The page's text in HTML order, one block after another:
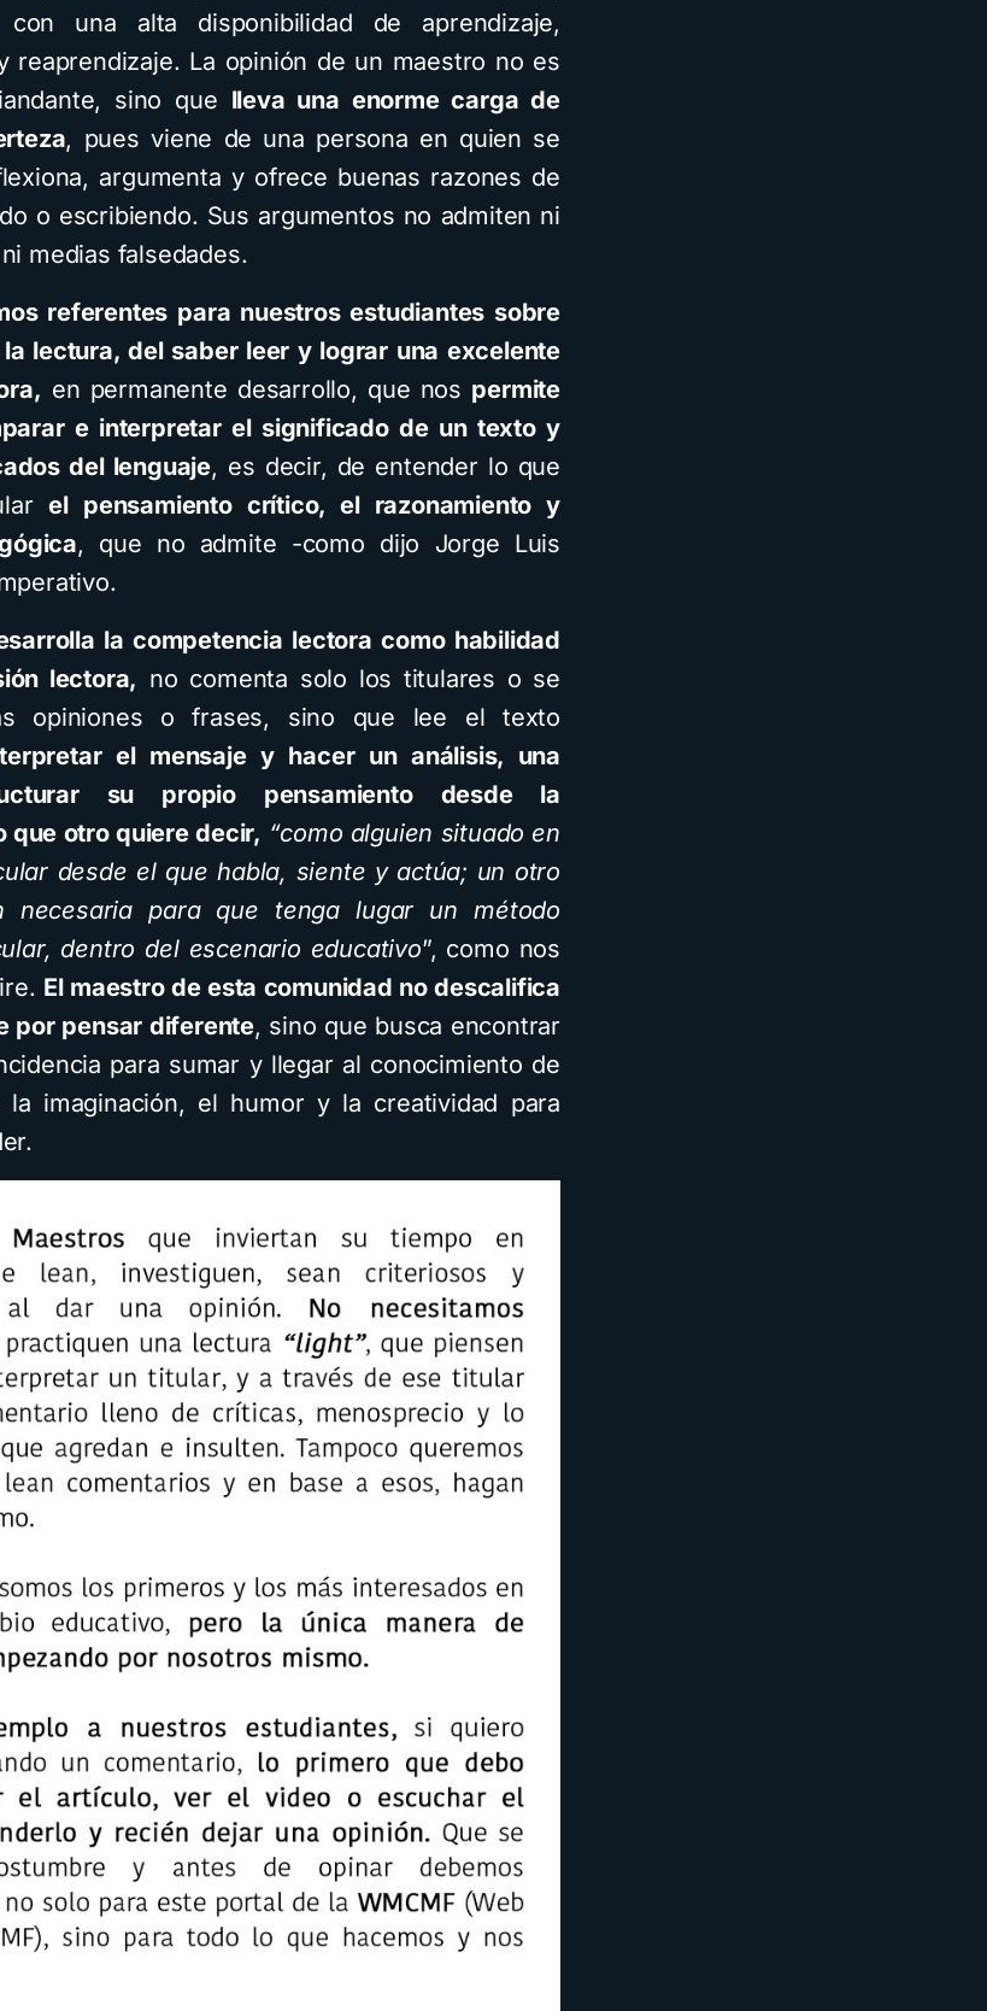
una alta disponibilidad de aprendizaje,
reaprendizaje. La opinión de un maestro no es
sino que lleva una enorme carga de
, pues viene de una persona en quien se
argumenta y ofrece buenas razones de
o escribiendo. Sus argumentos no admiten ni
medias falsedades.
referentes para nuestros estudiantes sobre
lectura, del saber leer y lograr una excelente
en permanente desarrollo, que nos permite
e interpretar el significado de un texto y
del lenguaje, es decir, de entender lo que
el pensamiento crítico, el razonamiento y
, que no admite -como dijo Jorge Luis
la competencia lectora como habilidad
lectora, no comenta solo los titulares o se
opiniones o frases, sino que lee el texto
el mensaje y hacer un análisis, una
su propio pensamiento desde la
que otro quiere decir, “como alguien situado en
desde el que habla, siente y actúa; un otro
necesaria para que tenga lugar un método
dentro del escenario educativo”, como nos
El maestro de esta comunidad no descalifica
por pensar diferente, sino que busca encontrar
para sumar y llegar al conocimiento de
la imaginación, el humor y la creatividad para